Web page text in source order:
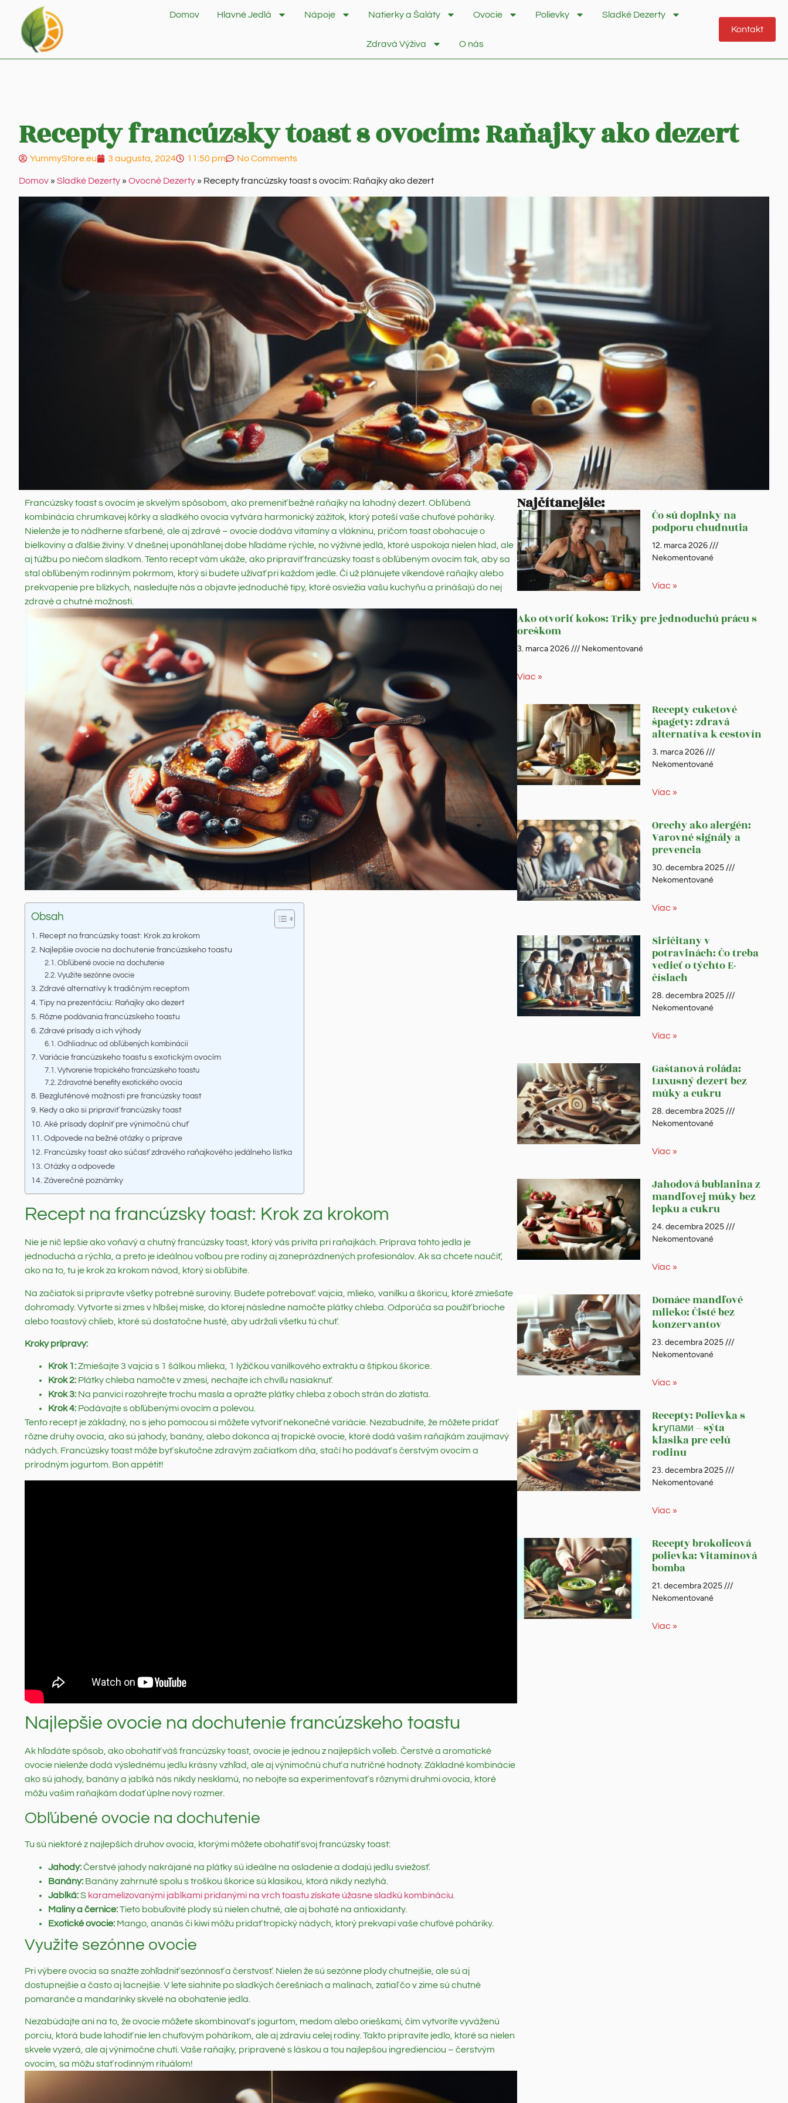
Domov Hlavné Jedlá Nápoje Natierky a Šaláty Ovocie Polievky Sladké Dezerty
Zdravá Výživa O nás
Kontakt
Recepty francúzsky toast s ovocím: Raňajky ako dezert
YummyStore.eu 3 augusta, 2024 11:50 pm No Comments
Domov » Sladké Dezerty » Ovocné Dezerty » Recepty francúzsky toast s ovocím: Raňajky ako dezert
Francúzsky toast s ovocím je skvelým spôsobom, ako premeniť bežné raňajky na lahodný dezert. Obľúbená
kombinácia chrumkavej kôrky a sladkého ovocia vytvára harmonický zážitok, ktorý poteší vaše chuťové poháriky.
Nielenže je to nádherne sfarbené, ale aj zdravé – ovocie dodáva vitamíny a vlákninu, pričom toast obohacuje o
bielkoviny a ďalšie živiny. V dnešnej uponáhľanej dobe hľadáme rýchle, no výživné jedlá, ktoré uspokoja nielen hlad, ale
aj túžbu po niečom sladkom. Tento recept vám ukáže, ako pripraviť francúzsky toast s obľúbeným ovocím tak, aby sa
stal obľúbeným rodinným pokrmom, ktorý si budete užívať pri každom jedle. Či už plánujete víkendové raňajky alebo
prekvapenie pre blízkych, nasledujte nás a objavte jednoduché tipy, ktoré osviežia vašu kuchyňu a prinášajú do nej
zdravé a chutné možnosti.
Obsah
Recept na francúzsky toast: Krok za krokom
Najlepšie ovocie na dochutenie francúzskeho toastu
Obľúbené ovocie na dochutenie
Využite sezónne ovocie
Zdravé alternatívy k tradičným receptom
Tipy na prezentáciu: Raňajky ako dezert
Rôzne podávania francúzskeho toastu
Zdravé prísady a ich výhody
Odhliadnuc od obľúbených kombinácií
Variácie francúzskeho toastu s exotickým ovocím
Vytvorenie tropického francúzskeho toastu
Zdravotné benefity exotického ovocia
Bezgluténové možnosti pre francúzsky toast
Kedy a ako si pripraviť francúzsky toast
Aké prísady doplniť pre výnimočnú chuť
Odpovede na bežné otázky o príprave
Francúzsky toast ako súčasť zdravého raňajkového jedálneho lístka
Otázky a odpovede
Záverečné poznámky
Recept na francúzsky toast: Krok za krokom
Nie je nič lepšie ako voňavý a chutný francúzsky toast, ktorý vás privíta pri raňajkách. Príprava tohto jedla je
jednoduchá a rýchla, a preto je ideálnou voľbou pre rodiny aj zaneprázdnených profesionálov. Ak sa chcete naučiť,
ako na to, tu je krok za krokom návod, ktorý si obľúbite.
Na začiatok si pripravte všetky potrebné suroviny. Budete potrebovať: vajcia, mlieko, vanilku a škoricu, ktoré zmiešate
dohromady. Vytvorte si zmes v hlbšej miske, do ktorej následne namočte plátky chleba. Odporúča sa použiť brioche
alebo toastový chlieb, ktoré sú dostatočne husté, aby udržali všetku tú chuť.
Kroky prípravy:
Krok 1:Zmiešajte 3 vajcia s 1 šálkou mlieka, 1 lyžičkou vanilkového extraktu a štipkou škorice.
Krok 2: Plátky chleba namočte v zmesi, nechajte ich chvíľu nasiaknuť.
Krok 3: Na panvici rozohrejte trochu masla a opražte plátky chleba z oboch strán do zlatista.
Krok 4: Podávajte s obľúbenými ovocím a polevou.
Tento recept je základný, no s jeho pomocou si môžete vytvoriť nekonečné variácie. Nezabudnite, že môžete pridať
rôzne druhy ovocia, ako sú jahody, banány, alebo dokonca aj tropické ovocie, ktoré dodá vašim raňajkám zaujímavý
nádych. Francúzsky toast môže byť skutočne zdravým začiatkom dňa, stačí ho podávať s čerstvým ovocím a
prírodným jogurtom. Bon appétit!
Najlepšie ovocie na dochutenie francúzskeho toastu
Ak hľadáte spôsob, ako obohatiť váš francúzsky toast, ovocie je jednou z najlepších voľieb. Čerstvé a aromatické
ovocie nielenže dodá výslednému jedlu krásny vzhľad, ale aj výnimočnú chuť a nutričné hodnoty. Základné kombinácie
ako sú jahody, banány a jablká nás nikdy nesklamú, no nebojte sa experimentovať s rôznymi druhmi ovocia, ktoré
môžu vašim raňajkám dodať úplne nový rozmer.
Obľúbené ovocie na dochutenie
Tu sú niektoré z najlepších druhov ovocia, ktorými môžete obohatiť svoj francúzsky toast:
Jahody:Čerstvé jahody nakrájané na plátky sú ideálne na osladenie a dodajú jedlu sviežosť.
Banány: Banány zahrnuté spolu s troškou škorice sú klasikou, ktorá nikdy nezlyhá.
Jablká:S karamelizovanými jablkami pridanými na vrch toastu získate úžasne sladkú kombináciu
Maliny a černice:Tieto bobuľovité plody sú nielen chutné, ale aj bohaté na antioxidanty.
Exotické ovocie: Mango, ananás či kiwi môžu pridať tropický nádych, ktorý prekvapí vaše chuťové poháriky.
Využite sezónne ovocie
Pri výbere ovocia sa snažte zohľadniť sezónnosť a čerstvosť. Nielen že sú sezónne plody chutnejšie, ale sú aj
dostupnejšie a často aj lacnejšie. V lete siahnite po sladkých čerešniach a malínach, zatiaľ čo v zime sú chutné
pomaranče a mandarínky skvelé na obohatenie jedla.
Nezabúdajte ani na to, že ovocie môžete skombinovať s jogurtom, medom alebo orieškami, čím vytvoríte vyváženú
porciu, ktorá bude lahodiť nie len chuťovým pohárikom, ale aj zdraviu celej rodiny. Takto pripravíte jedlo, ktoré sa nielen
skvele vyzerá, ale aj výnimočne chutí. Vaše raňajky, pripravené s láskou a tou najlepšou ingredienciou – čerstvým
ovocím, sa môžu stať rodinným rituálom!
Najčítanejšie:
Čo sú doplnky na
podporu chudnutia
12. marca 2026
Nekomentované
Viac »
Ako otvoriť kokos: Triky pre jednoduchú prácu s
oreškom
3. marca 2026 Nekomentované
Viac »
Recepty cuketové
špagety: zdravá
alternatíva k cestovín
3. marca 2026
Nekomentované
Viac »
Orechy ako alergén:
Varovné signály a
prevencia
30. decembra 2025
Nekomentované
Viac »
Siričitany v
potravinách: Čo treba
vedieť o týchto E-
číslach
28. decembra 2025
Nekomentované
Viac »
Gaštanová roláda:
Luxusný dezert bez
múky a cukru
28. decembra 2025
Nekomentované
Viac »
Jahodová bublanina z
mandľovej múky bez
lepku a cukru
24. decembra 2025
Nekomentované
Viac »
Domáce mandľové
mlieko: Čisté bez
konzervantov
23. decembra 2025
Nekomentované
Viac »
Recepty: Polievka s
krупами – sýta
klasika pre celú
rodinu
23. decembra 2025
Nekomentované
Viac »
Recepty brokolicová
polievka: Vitamínová
bomba
21. decembra 2025
Nekomentované
Viac »